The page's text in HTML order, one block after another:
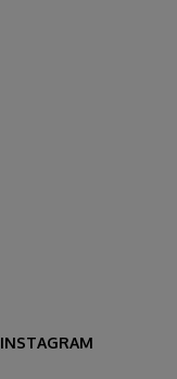
INSTAGRAM